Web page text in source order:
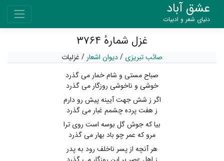
عشق آباد
دنیای شعر و ادبیات
غزل شمارهٔ ۳۷۶۴
صائب تبریزی /دیوان اشعار / غزلیات
صباح مستی و شام خمار می گذرد
خوشی و ناخوشی روزگار می گذرد
اگر ز شش جهت آیینه پیش رو دارم
ز هفت پرده چشمم غبار می گذرد
بیا که جوش گل بوسه است روی ترا
مرو که عمر چو باد بهار می گذرد
هر آنچه از پسر ناخلف رود به پدر